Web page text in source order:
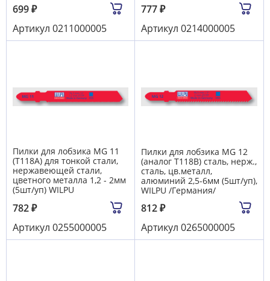
699₽
Артикул 0211000005
777₽
Артикул 0214000005
Пилки для лобзика MG 11
(T118A) для тонкой стали,
нержавеющей стали,
цветного металла 1,2 - 2мм
(5шт/уп) WILPU
782₽
Артикул 0255000005
Пилки для лобзика MG 12
(аналог T118B) сталь, нерж.,
сталь, цв.металл,
алюминий 2,5-6мм (5шт/уп),
WILPU /Германия/
812₽
Артикул 0265000005